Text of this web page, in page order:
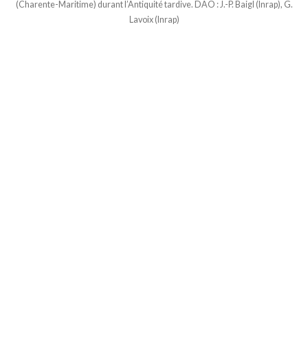
(Charente-Maritime) durant l’Antiquité tardive. DAO : J.-P. Baigl (Inrap), G.
Lavoix (Inrap)